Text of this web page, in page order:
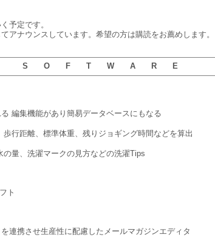
予定です。
アナウンスしています。希望の方は購読をお薦めします。
S O F T W A R E
編集機能があり簡易データベースにもなる
行距離、標準体重、残りジョギング時間などを算出
量、洗濯マークの見方などの洗濯Tips
ト
連携させ生産性に配慮したメールマガジンエディタ